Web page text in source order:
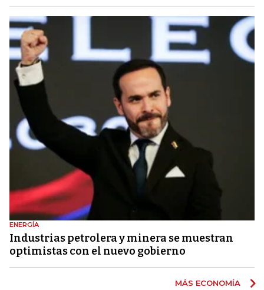
ENERGÍA
Industrias petrolera y minera se muestran
optimistas con el nuevo gobierno
MÁS ECONOMÍA